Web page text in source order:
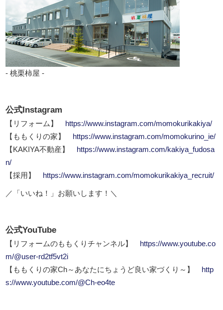
- 桃栗柿屋 -
公式Instagram
【リフォーム】
https://www.instagram.com/momokurikakiya/
【ももくりの家】
https://www.instagram.com/momokurino_ie/
【KAKIYA不動産】
https://www.instagram.com/kakiya_fudosa
n/
【採用】
https://www.instagram.com/momokurikakiya_recruit/
／「いいね！」お願いします！＼
公式YouTube
【リフォームのももくりチャンネル】
https://www.youtube.co
m/@user-rd2tf5vt2i
【ももくりの家Ch～あなたにちょうど良い家づくり～】
http
s://www.youtube.com/@Ch-eo4te